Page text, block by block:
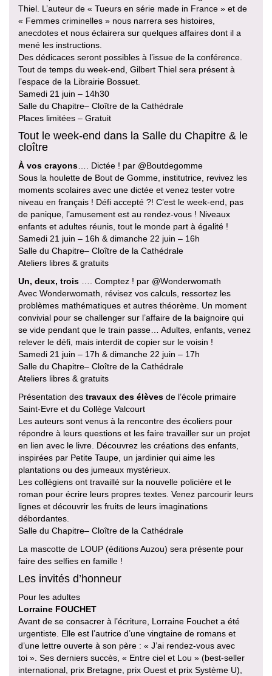
Thiel. L’auteur de « Tueurs en série made in France » et de
« Femmes criminelles » nous narrera ses histoires,
anecdotes et nous éclairera sur quelques affaires dont il a
mené les instructions.
Des dédicaces seront possibles à l’issue de la conférence.
Tout de temps du week-end, Gilbert Thiel sera présent à
l’espace de la Librairie Bossuet.
Samedi 21 juin – 14h30
Salle du Chapitre– Cloître de la Cathédrale
Places limitées – Gratuit
Tout le week-end dans la Salle du Chapitre & le
cloître
À vos crayons …. Dictée ! par @Boutdegomme
Sous la houlette de Bout de Gomme, institutrice, revivez les
moments scolaires avec une dictée et venez tester votre
niveau en français ! Défi accepté ?! C’est le week-end, pas
de panique, l’amusement est au rendez-vous ! Niveaux
enfants et adultes réunis, tout le monde part à égalité !
Samedi 21 juin – 16h & dimanche 22 juin – 16h
Salle du Chapitre– Cloître de la Cathédrale
Ateliers libres & gratuits
Un, deux, trois
…. Comptez ! par @Wonderwomath
Avec Wonderwomath, révisez vos calculs, ressortez les
problèmes mathématiques et autres théorème. Un moment
convivial pour se challenger sur l’affaire de la baignoire qui
se vide pendant que le train passe… Adultes, enfants, venez
relever le défi, mais interdit de copier sur le voisin !
Samedi 21 juin – 17h & dimanche 22 juin – 17h
Salle du Chapitre– Cloître de la Cathédrale
Ateliers libres & gratuits
Présentation des travaux des élèves de l’école primaire
Saint-Evre et du Collège Valcourt
Les auteurs sont venus à la rencontre des écoliers pour
répondre à leurs questions et les faire travailler sur un projet
en lien avec le livre. Découvrez les créations des enfants,
inspirées par Petite Taupe, un jardinier qui aime les
plantations ou des jumeaux mystérieux.
Les collégiens ont travaillé sur la nouvelle policière et le
roman pour écrire leurs propres textes. Venez parcourir leurs
lignes et découvrir les fruits de leurs imaginations
débordantes.
Salle du Chapitre– Cloître de la Cathédrale
La mascotte de LOUP (éditions Auzou) sera présente pour
faire des selfies en famille !
Les invités d’honneur
Pour les adultes
Lorraine FOUCHET
Avant de se consacrer à l’écriture, Lorraine Fouchet a été
urgentiste. Elle est l’autrice d’une vingtaine de romans et
d’une lettre ouverte à son père : « J’ai rendez-vous avec
toi ». Ses derniers succès, « Entre ciel et Lou » (best-seller
international, prix Bretagne, prix Ouest et prix Système U),